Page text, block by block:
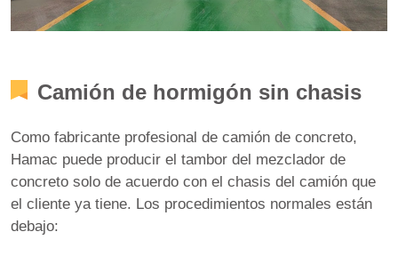
Camión de hormigón sin chasis
Como fabricante profesional de camión de concreto,
Hamac puede producir el tambor del mezclador de
concreto solo de acuerdo con el chasis del camión que
el cliente ya tiene. Los procedimientos normales están
debajo: